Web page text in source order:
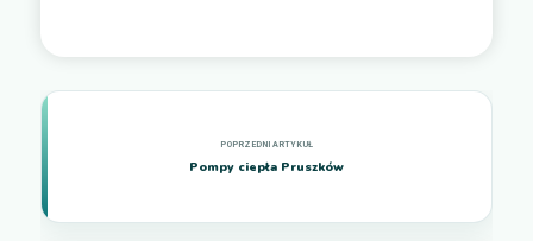
Pompy ciepła Pruszków